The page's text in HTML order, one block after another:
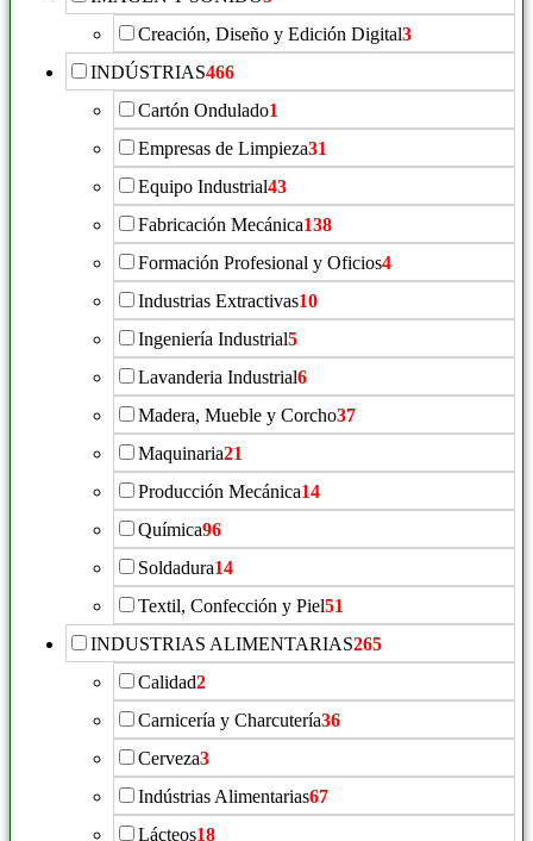
Creación, Diseño y Edición Digital3
INDÚSTRIAS466
Cartón Ondulado1
Empresas de Limpieza31
Equipo Industrial43
Fabricación Mecánica138
Formación Profesional y Oficios4
Industrias Extractivas10
Ingeniería Industrial5
Lavanderia Industrial6
Madera, Mueble y Corcho37
Maquinaria21
Producción Mecánica14
Química96
Soldadura14
Textil, Confección y Piel51
INDUSTRIAS ALIMENTARIAS265
Calidad2
Carnicería y Charcutería36
Cerveza3
Indústrias Alimentarias67
Lácteos18